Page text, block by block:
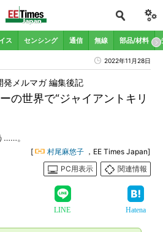
ス センシング 通信 無線 部品/材料
2022年11月28日
の世界で“ジャイアントキリ
発メルマガ 編集後記
……。
[ 村尾麻悠子 ，EE Times Japan]
PC用表示
関連情報
LINE Hatena